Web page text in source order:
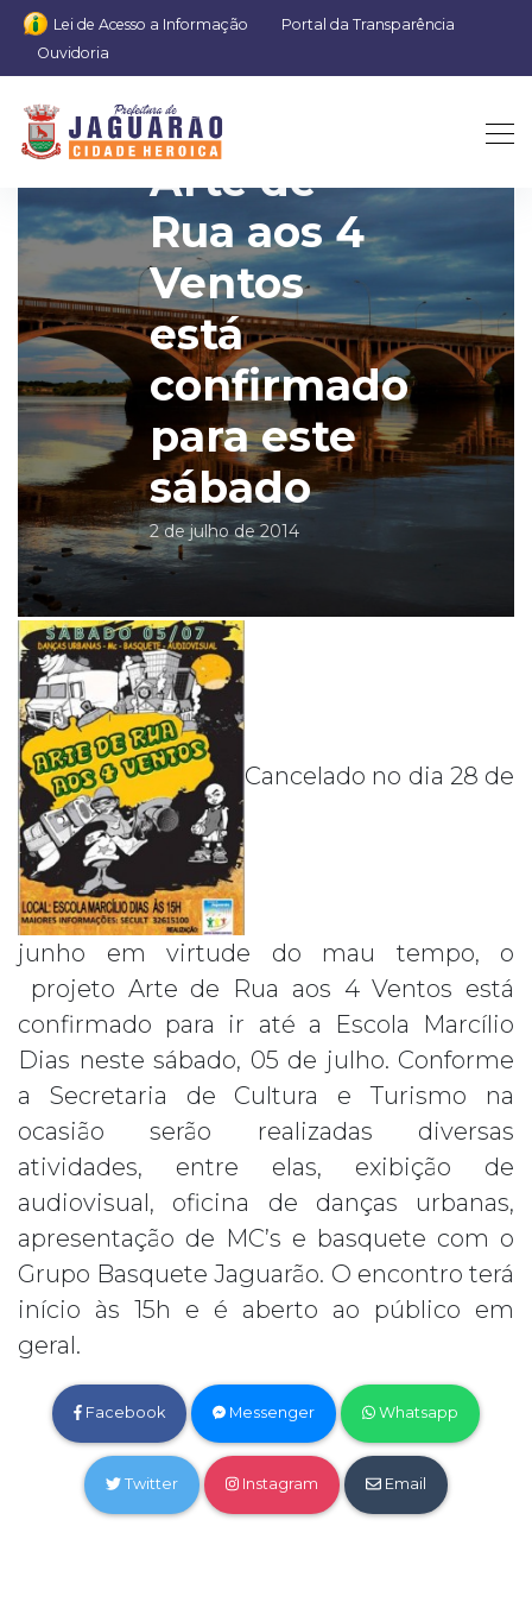
Lei de Acesso a Informação
Portal da Transparência
Ouvidoria
Projeto
Arte de
Rua aos 4
Ventos
está
confirmado
para este
sábado
2 de julho de 2014
Cancelado no dia 28 de
junho em virtude do mau tempo, o
projeto Arte de Rua aos 4 Ventos está
confirmado para ir até a Escola Marcílio
Dias neste sábado, 05 de julho. Conforme
a Secretaria de Cultura e Turismo na
ocasião serão realizadas diversas
atividades, entre elas, exibição de
audiovisual, oficina de danças urbanas,
apresentação de MC’s e basquete com o
Grupo Basquete Jaguarão. O encontro terá
início às 15h e é aberto ao público em
geral.
Facebook Messenger Whatsapp
Twitter Instagram Email